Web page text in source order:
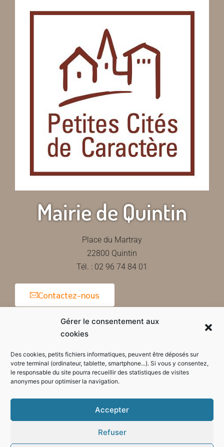
Gérer le consentement aux
cookies
Des cookies, petits fichiers informatiques, peuvent être déposés sur
votre terminal (ordinateur, tablette, smartphone...). Si vous y consentez,
le responsable du site pourra recueillir des statistiques de visites
anonymes pour optimiser la navigation.
Accepter
Refuser
Mairie de Quintin
Place du Martray
22800 Quintin
Tél. : 02 96 74 84 01
Contactez-nous
Horaires d'ouverture de la mairie